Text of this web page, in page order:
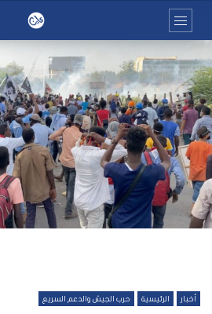
أخبار الرئيسية حرب الجيش والدعم السريع